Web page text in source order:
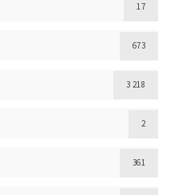
17
673
3 218
2
361